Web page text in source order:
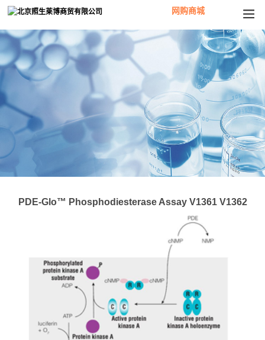
网购商城
PDE-Glo™ Phosphodiesterase Assay V1361 V1362